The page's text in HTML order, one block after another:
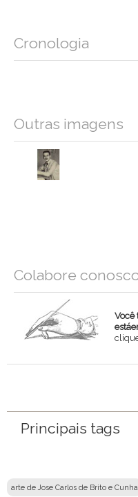
Cronologia
Outras imagens
Colabore
Você
Principais tags
arte de Jose Carlos de Brito e Cunha